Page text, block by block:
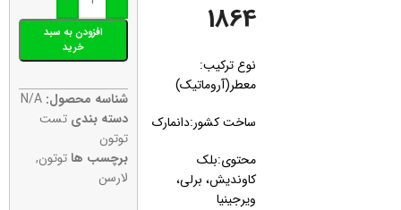
1864
نوع ترکیب:
معطر(آروماتیک)
ساخت کشور:دانمارک
محتوی:بلک
کاوندیش، برلی،
ویرجینیا
افزودن به سبد
خرید
شناسه محصول:N/A
دسته بندی تست
توتون
برچسب ها توتون,
لارسن